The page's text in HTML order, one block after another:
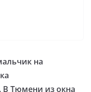
на
В Тюмени из окна